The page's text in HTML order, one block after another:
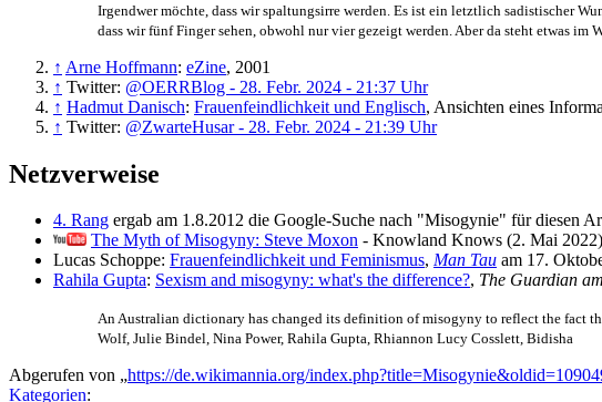
Irgendwer möchte, dass wir spaltungsirre werden. Es ist ein letztlich sadistischer
dass wir fünf Finger sehen, obwohl nur vier gezeigt werden. Aber da steht etwas im
↑ Arne Hoffmann: eZine, 2001
↑ Twitter: @OERRBlog - 28. Febr. 2024 - 21:37 Uhr
↑ Hadmut Danisch: Frauenfeindlichkeit und Englisch, Ansichten eines
↑ Twitter: @ZwarteHusar - 28. Febr. 2024 - 21:39 Uhr
Netzverweise
4. Rang ergab am 1.8.2012 die Google-Suche nach "Misogynie" für diesen
The Myth of Misogyny: Steve Moxon - Knowland Knows (2. Mai
Lucas Schoppe: Frauenfeindlichkeit und Feminismus, Man Tau am 17.
Rahila Gupta: Sexism and misogyny: what's the difference?, The Guardian
An Australian dictionary has changed its definition of misogyny to reflect the fact
Wolf, Julie Bindel, Nina Power, Rahila Gupta, Rhiannon Lucy Cosslett, Bidisha
Abgerufen von „https://de.wikimannia.org/
Kategorien: